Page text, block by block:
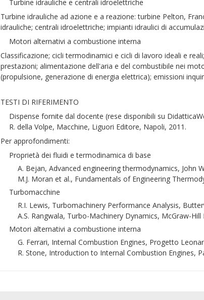
Turbine idrauliche e centrali idroelettriche
Turbine idrauliche ad azione e a reazione: turbine Pelton,
idrauliche; centrali idroelettriche; impianti idraulici di
Motori alternativi a combustione interna
Classificazione; cicli termodinamici e cicli di lavoro ideali e
prestazioni; alimentazione dell'aria e del combustibile nei
(propulsione, generazione di energia elettrica); emissioni
TESTI DI RIFERIMENTO
Dispense fornite dal docente (rese disponibili su
R. della Volpe, Macchine, Liguori Editore, Napoli, 2011.
Per approfondimenti:
Proprietà dei fluidi e termodinamica di base
A. Bejan, Advanced engineering thermodynamics, John
M.J. Moran et al., Fundamentals of Engineering
Turbomacchine
R.I. Lewis, Turbomachinery Performance Analysis,
A.S. Rangwala, Turbo-Machinery Dynamics, McGraw-Hill
Motori alternativi a combustione interna
G. Ferrari, Internal Combustion Engines, Progetto
R. Stone, Introduction to Internal Combustion Engines,